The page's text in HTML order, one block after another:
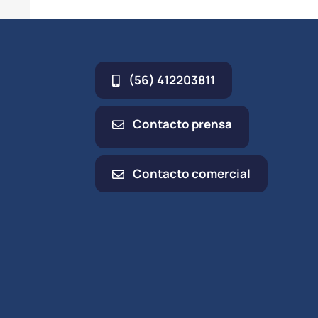
(56) 412203811
Contacto prensa
Contacto comercial